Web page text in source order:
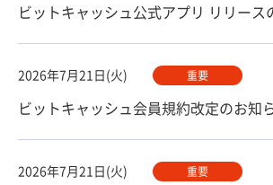
ビットキャッシュ公式アプリ リリース
2026年7月21日(火) 重要
ビットキャッシュ会員規約改定のお知
2026年7月21日(火) 重要